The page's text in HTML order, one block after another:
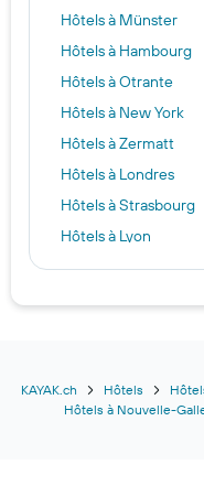
Hôtels à Münster
Hôtels à Hambourg
Hôtels à Otrante
Hôtels à New York
Hôtels à Zermatt
Hôtels à Londres
Hôtels à Strasbourg
Hôtels à Lyon
Hôtels à Antibes
Hôtels à Bad Ragaz
Hôtels à Reykjavik
KAYAK.ch Hôtels
Hôtels à Nouvelle-